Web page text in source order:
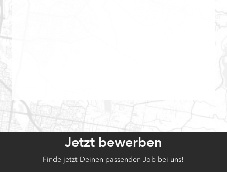
Jetzt bewerben
Finde jetzt Deinen passenden Job bei uns!